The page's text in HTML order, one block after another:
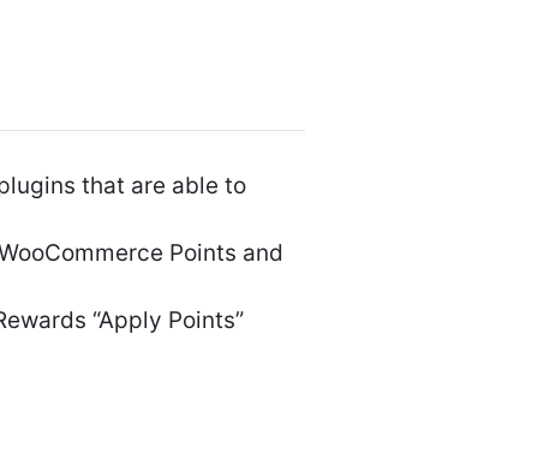
that are able to
Points and
“Apply Points”